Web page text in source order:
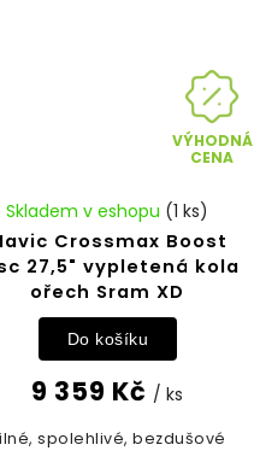
VÝHODNÁ
CENA
Crossmax Boost
27,5" vypletená kola
ořech Sram XD
Skladem v eshopu (1 ks)
9 359 Kč / ks
Do košíku
spolehlivé, bezdušové